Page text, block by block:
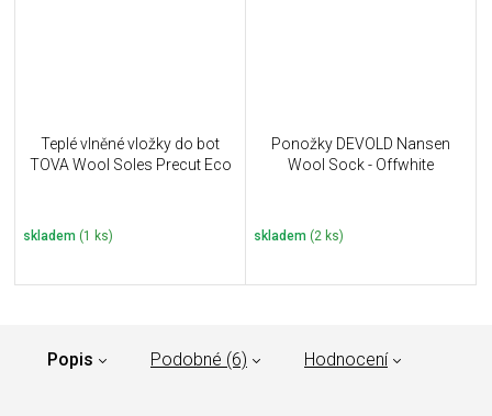
Teplé vlněné vložky do bot
TOVA Wool Soles Precut Eco
skladem (1 ks)
Ponožky DEVOLD Nansen
Wool Sock - Offwhite
skladem (2 ks)
Popis Podobné (6) Hodnocení